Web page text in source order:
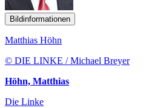
Bildinformationen
Matthias Höhn
© DIE LINKE / Michael Breyer
Höhn, Matthias
Die Linke